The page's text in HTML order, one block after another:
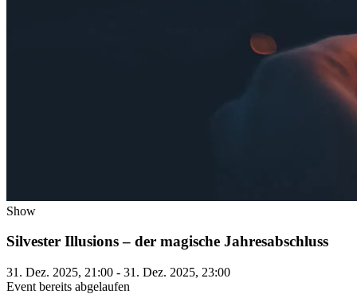
Show
Silvester Illusions – der magische Jahresabschluss
31. Dez. 2025, 21:00 - 31. Dez. 2025, 23:00
Event bereits abgelaufen